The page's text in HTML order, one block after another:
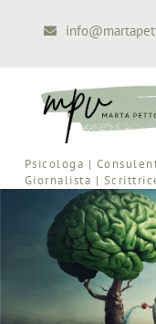
Psicologa |
Giornalista |